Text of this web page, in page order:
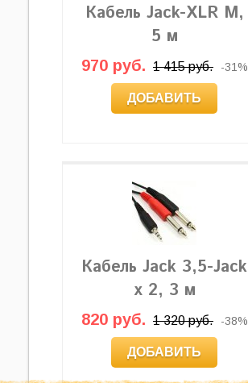
Кабель Jack-XLR M,
5 м
970 руб. 1 415 руб. -31%
ДОБАВИТЬ
Кабель Jack 3,5-Jack
x 2, 3 м
820 руб. 1 320 руб. -38%
ДОБАВИТЬ